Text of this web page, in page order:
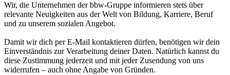
Wir, die Unternehmen der bbw-Gruppe informieren stets über
relevante Neuigkeiten aus der Welt von Bildung, Karriere, Beruf
und zu unserem sozialen Angebot.
Damit wir dich per E-Mail kontaktieren dürfen, benötigen wir dein
Einverständnis zur Verarbeitung deiner Daten. Natürlich kannst du
diese Zustimmung jederzeit und mit jeder Zusendung von uns
widerrufen – auch ohne Angabe von Gründen.